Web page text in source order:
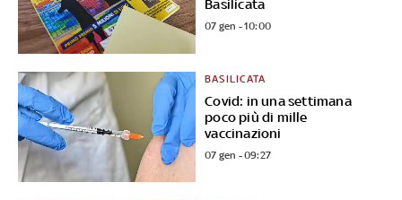
Basilicata
07 gen - 10:00
Covid: in una settimana
poco più di mille
vaccinazioni
BASILICATA
07 gen - 09:27